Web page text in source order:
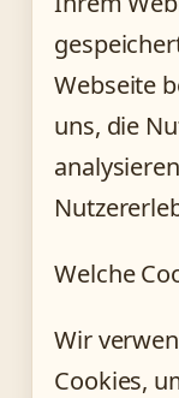
Webseite
uns, die
Welche
Wir
Cookies,